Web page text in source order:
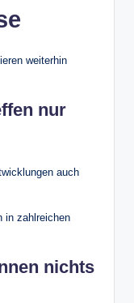
weiterhin
nur
auch
in zahlreichen
nichts